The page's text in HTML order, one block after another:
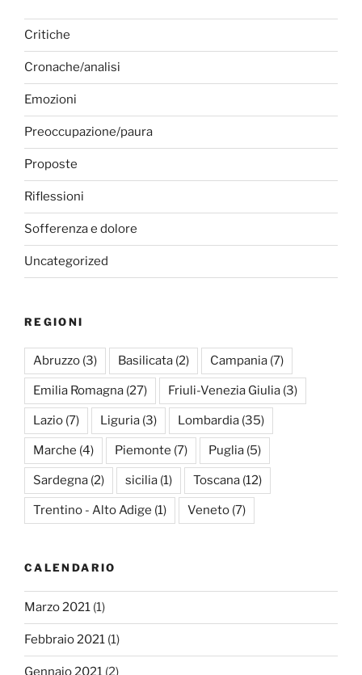
Critiche
Cronache/analisi
Emozioni
Preoccupazione/paura
Proposte
Riflessioni
Sofferenza e dolore
Uncategorized
REGIONI
Abruzzo (3) Basilicata (2) Campania (7)
Emilia Romagna (27) Friuli-Venezia Giulia (3)
Lazio (7) Liguria (3) Lombardia (35)
Marche (4) Piemonte (7) Puglia (5)
Sardegna (2) sicilia (1) Toscana (12)
Trentino - Alto Adige (1) Veneto (7)
CALENDARIO
Marzo 2021 (1)
Febbraio 2021 (1)
Gennaio 2021 (2)